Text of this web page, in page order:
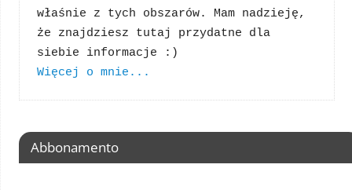
właśnie z tych obszarów. Mam nadzieję,
że znajdziesz tutaj przydatne dla
Więcej o mnie...
Abbonamento